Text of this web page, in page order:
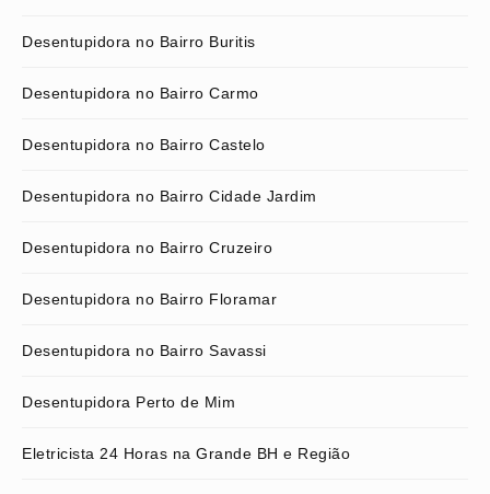
Desentupidora no Bairro Buritis
Desentupidora no Bairro Carmo
Desentupidora no Bairro Castelo
Desentupidora no Bairro Cidade Jardim
Desentupidora no Bairro Cruzeiro
Desentupidora no Bairro Floramar
Desentupidora no Bairro Savassi
Desentupidora Perto de Mim
Eletricista 24 Horas na Grande BH e Região